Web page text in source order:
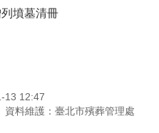
墳墓清冊
13 12:47
資料維護：臺北市殯葬管理處